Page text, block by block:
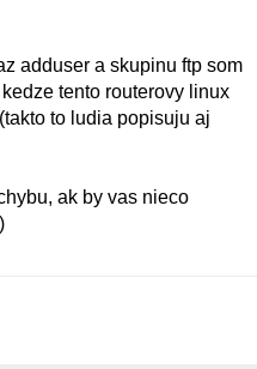
adduser a skupinu ftp som
tento routerovy linux
to ludia popisuju aj
ak by vas nieco